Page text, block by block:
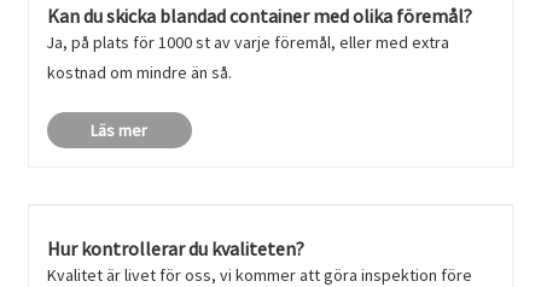
Kan du skicka blandad container med olika föremål?
Ja, på plats för 1000 st av varje föremål, eller med extra
kostnad om mindre än så.
Läs mer
Hur kontrollerar du kvaliteten?
Kvalitet är livet för oss, vi kommer att göra inspektion före